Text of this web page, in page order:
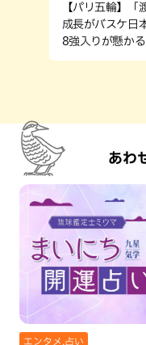
【パリ五輪】「
成長がバスケ日
8強入りが懸か
あわ
エンタメ,占い